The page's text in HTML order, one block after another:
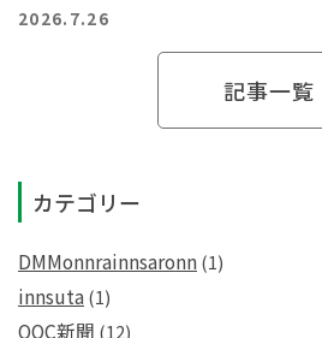
2026.7.26
記事一覧
カテゴリー
DMMonnrainnsaronn(1)
innsuta(1)
OOC新聞 (12)